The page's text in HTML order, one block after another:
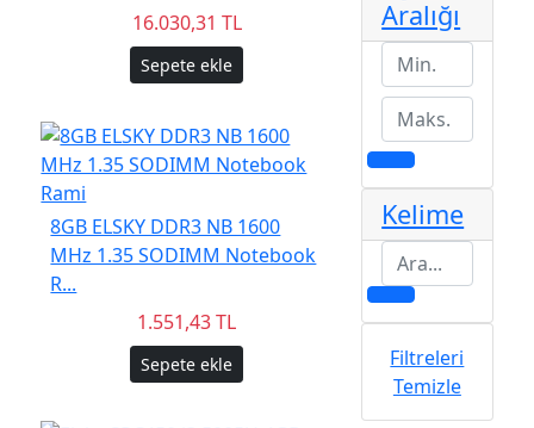
Aralığı
Kelime
Filtreleri
Temizle
16.030,31 TL
Sepete ekle
8GB ELSKY DDR3 NB 1600
MHz 1.35 SODIMM Notebook
R...
1.551,43 TL
Sepete ekle